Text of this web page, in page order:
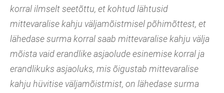
korral ilmselt seetõttu, et kohtud lähtusid
mittevaralise kahju väljamõistmisel põhimõttest, et
lähedase surma korral saab mittevaralise kahju välja
mõista vaid erandlike asjaolude esinemise korral ja
erandlikuks asjaoluks, mis õigustab mittevaralise
kahju hüvitise väljamõistmist, on lähedase surma